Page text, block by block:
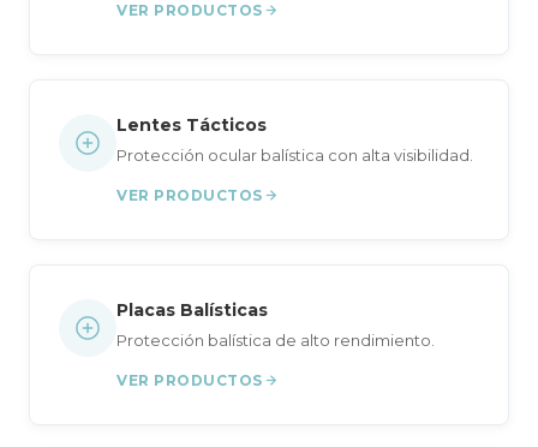
VER PRODUCTOS
Lentes Tácticos
Protección ocular balística con alta visibilidad.
VER PRODUCTOS
Placas Balísticas
Protección balística de alto rendimiento.
VER PRODUCTOS